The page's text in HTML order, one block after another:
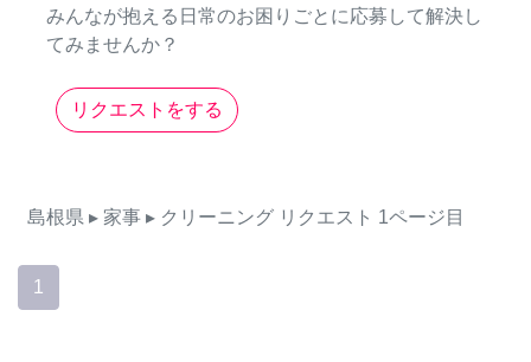
みんなが抱える日常のお困りごとに応募して解決し
てみませんか？
リクエストをする
島根県 ▸ 家事 ▸ クリーニング リクエスト 1ページ目
1